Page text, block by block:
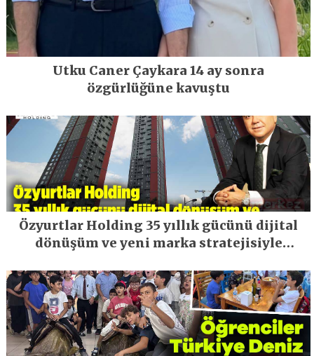
Utku Caner Çaykara 14 ay sonra
özgürlüğüne kavuştu
Özyurtlar Holding 35 yıllık gücünü dijital
dönüşüm ve yeni marka stratejisiyle